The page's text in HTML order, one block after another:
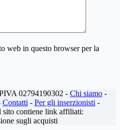
web in questo browser per la
02794190302 - Chi siamo -
Contatti - Per gli inserzionisti -
sito contiene link affiliati:
sugli acquisti